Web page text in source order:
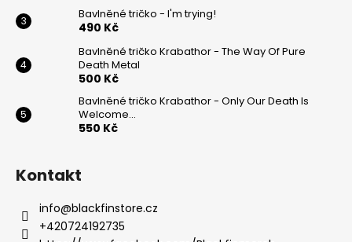
Bavlněné tričko - I'm trying!
490 Kč
Bavlněné tričko Krabathor - The Way Of Pure
Death Metal
500 Kč
Bavlněné tričko Krabathor - Only Our Death Is
Welcome...
550 Kč
Kontakt
info@blackfinstore.cz
+420724192735